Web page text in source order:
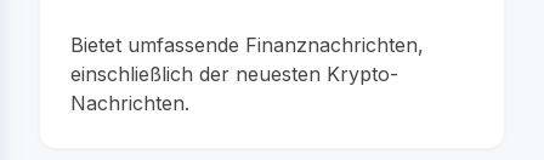
Bietet umfassende Finanznachrichten,
einschließlich der neuesten Krypto-
Nachrichten.